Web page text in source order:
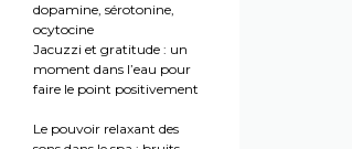
dopamine, sérotonine,
ocytocine
Jacuzzi et gratitude : un
moment dans l’eau pour
faire le point positivement
Le pouvoir relaxant des